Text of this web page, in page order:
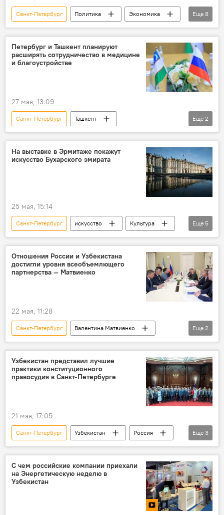
Санкт-Петербург Политика
Экономика
президент Узбекистана
Шавкат Мирзиёев
рабочий визит
Владимир Путин
ПМЭФ
запуск
Еще 8
Петербург и Ташкент планируют
расширять сотрудничество в медицине
и благоустройстве
27 мая, 13:09
Санкт-Петербург
Ташкент
сотрудничество
Хокимият Ташкента
Шавкат Умурзаков
Еще 2
На выставке в Эрмитаже покажут
искусство Бухарского эмирата
25 мая, 15:14
Санкт-Петербург искусство
Культура
Узбекистан
Выставка
Государственный Эрмитаж
Россия
Фонд развития культуры и искусства
Еще 5
Отношения России и Узбекистана
достигли уровня всеобъемлющего
партнерства — Матвиенко
22 мая, 11:28
Санкт-Петербург
Валентина Матвиенко
Танзила Нарбаева
Совет Федерации Федерального Собрания РФ
Еще 2
Узбекистан представил лучшие
практики конституционного
правосудия в Санкт-Петербурге
21 мая, 17:05
Санкт-Петербург Узбекистан
Россия
форум
права человека
Конституционная реформа в Узбекистане
Еще 3
С чем российские компании приехали
на Энергетическую неделю в
Узбекистан